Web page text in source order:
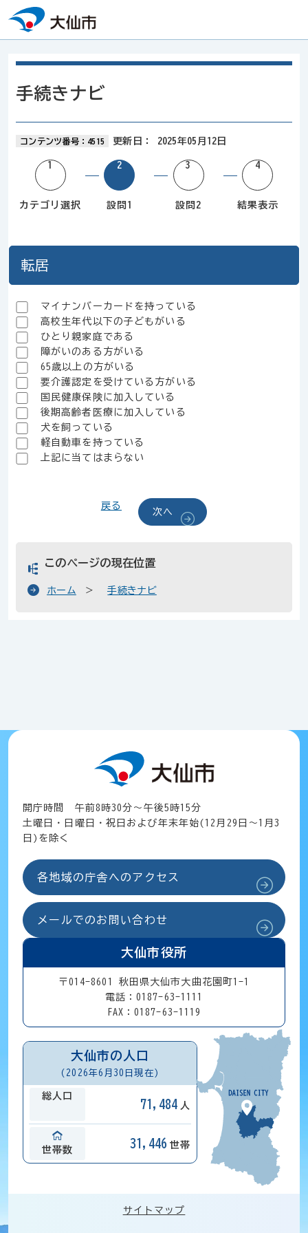
本文へスキップ
手続きナビ
コンテンツ番号：4515 更新日： 2025年05月12日
カテゴリ選択 設問1 設問2 結果表示
転居
マイナンバーカードを持っている
高校生年代以下の子どもがいる
ひとり親家庭である
障がいのある方がいる
65歳以上の方がいる
要介護認定を受けている方がいる
国民健康保険に加入している
後期高齢者医療に加入している
犬を飼っている
軽自動車を持っている
上記に当てはまらない
戻る
次へ
このページの現在位置
ホーム 手続きナビ
開庁時間 午前8時30分～午後5時15分
土曜日・日曜日・祝日および年末年始(12月29日～1月3
日)を除く
各地域の庁舎へのアクセス
メールでのお問い合わせ
大仙市役所
〒014-8601 秋田県大仙市大曲花園町1-1
電話：0187-63-1111
FAX：0187-63-1119
大仙市の人口
(2026年6月30日現在)
総人口
71,484 人
世帯数
31,446 世帯
サイトマップ